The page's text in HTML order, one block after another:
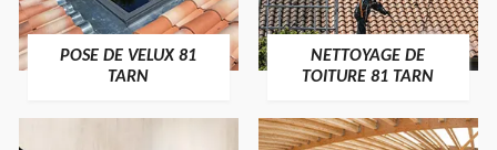
POSE DE VELUX 81
TARN
NETTOYAGE DE
TOITURE 81 TARN